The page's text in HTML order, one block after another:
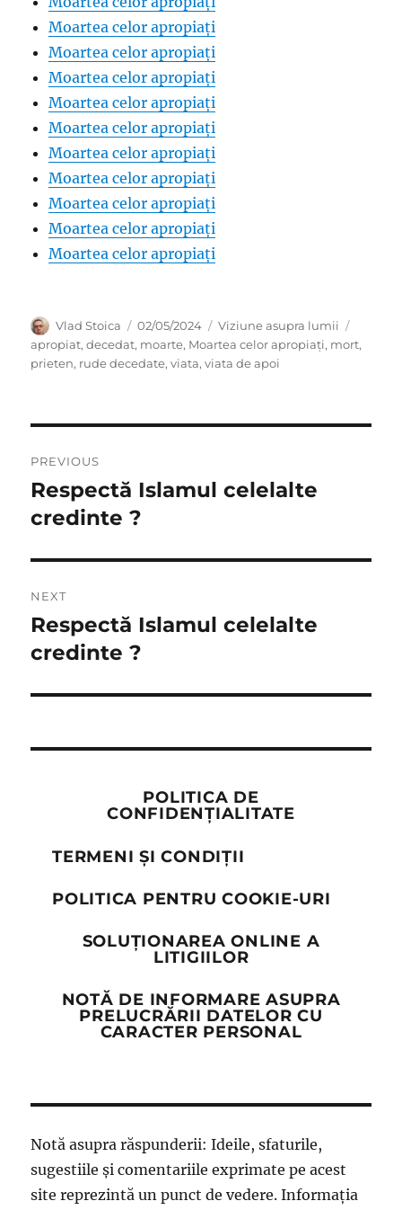
Moartea celor apropiați
Moartea celor apropiați
Moartea celor apropiați
Moartea celor apropiați
Moartea celor apropiați
Moartea celor apropiați
Moartea celor apropiați
Moartea celor apropiați
Moartea celor apropiați
Moartea celor apropiați
Author
Vlad Stoica
Posted
on
02/05/2024 Categories
Viziune asupra lumii
apropiat,decedat, moarte, Moartea celor apropiați, mort,
prieten, rude decedate,viata,viata de apoi
navigation
PREVIOUS
Previous
post:
Respectă Islamul celelalte
credinte ?
NEXT
Next
post:
Respectă Islamul celelalte
credinte ?
POLITICA DE
CONFIDENȚIALITATE
TERMENI ȘI CONDIȚII
POLITICA PENTRU COOKIE-URI
SOLUȚIONAREA ONLINE A
LITIGIILOR
NOTĂ DE INFORMARE ASUPRA
PRELUCRĂRII DATELOR CU
CARACTER PERSONAL
Notă asupra răspunderii: Ideile, sfaturile,
sugestiile și comentariile exprimate pe acest
site reprezintă un punct de vedere. Informația